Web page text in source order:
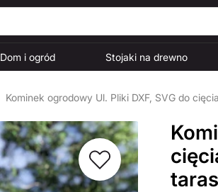
Dom i ogród Stojaki na drewno
Kominek ogrodowy Ul. Pliki DXF, SVG do